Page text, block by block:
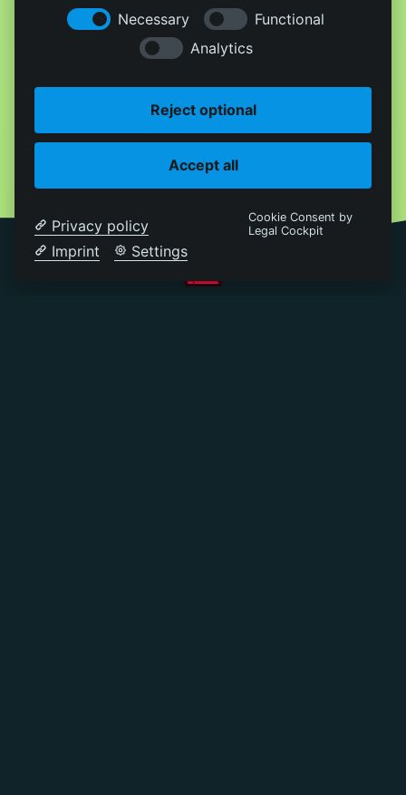
Necessary
Functional
Analytics
Reject optional
Accept all
Privacy policy
Imprint
Settings
Cookie Consent by
Legal Cockpit